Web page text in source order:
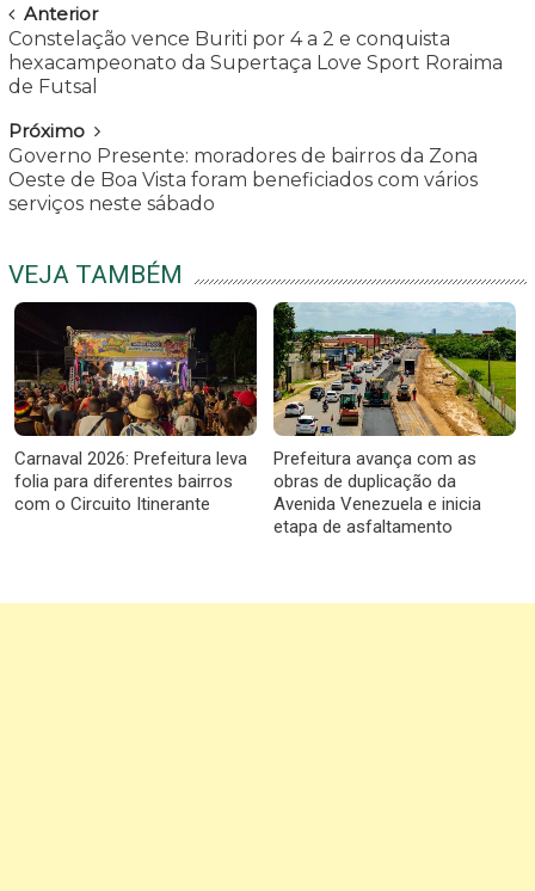
Navegar
Anterior
Constelação vence Buriti por 4 a 2 e conquista
hexacampeonato da Supertaça Love Sport Roraima
de Futsal
Próximo
Governo Presente: moradores de bairros da Zona
Oeste de Boa Vista foram beneficiados com vários
serviços neste sábado
VEJA TAMBÉM
Carnaval 2026: Prefeitura leva
folia para diferentes bairros
com o Circuito Itinerante
Prefeitura avança com as
obras de duplicação da
Avenida Venezuela e inicia
etapa de asfaltamento